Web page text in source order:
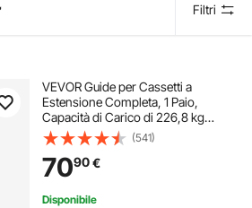
Filtri
VEVOR Guide per Cassetti a
Estensione Completa, 1 Paio,
Capacità di Carico di 226,8 kg
Binario per Cassetti con
Bloccaggio, Cuscinetti a Sfera con
Guida Scorrevole, Lunghezza
Estensione 1321 mm
(541)
7090€
Disponibile